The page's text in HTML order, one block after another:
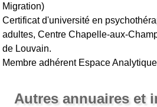
Migration)
Certificat d'université en
adultes, Centre Chapelle-aux-
de Louvain.
Membre adhérent Espace
Autres annuaires et